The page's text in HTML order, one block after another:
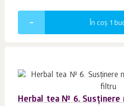
În coș 1
Herbal tea № 6. Susținere